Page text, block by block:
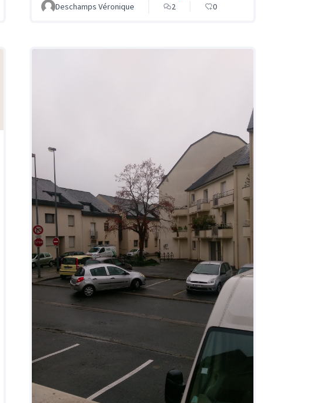
Deschamps Véronique 2 0